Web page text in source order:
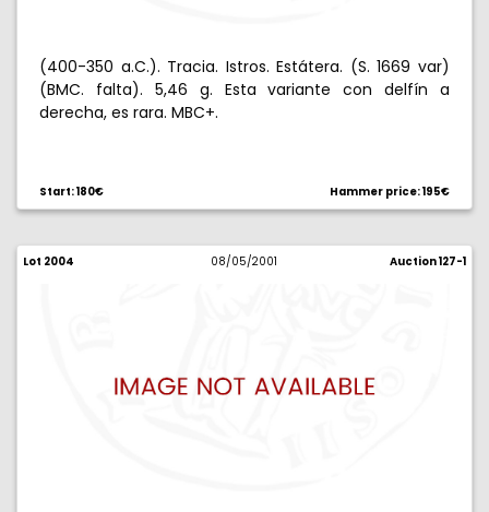
(400-350 a.C.). Tracia. Istros. Estátera. (S. 1669 var)
(BMC. falta). 5,46 g. Esta variante con delfín a
derecha, es rara. MBC+.
Start: 180€ Hammer price: 195€
Lot 2004 08/05/2001 Auction 127-1